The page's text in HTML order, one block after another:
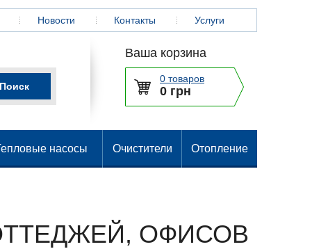
Новости Контакты Услуги
Ваша корзина
0 товаров
0 грн
насосы Очистители Отопление
ОФИСОВ